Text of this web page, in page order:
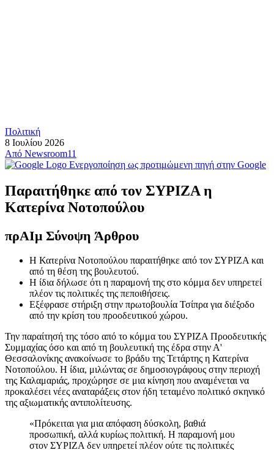
Πολιτική
8 Ιουλίου 2026
Από Newsroom11
Ενεργοποίηση ως προτιμώμενη πηγή στην Google
Παραιτήθηκε από τον ΣΥΡΙΖΑ η
Κατερίνα Νοτοπούλου
πρΑΙμ Σύνοψη Άρθρου
Η Κατερίνα Νοτοπούλου παραιτήθηκε από τον ΣΥΡΙΖΑ και
από τη θέση της βουλευτού.
Η ίδια δήλωσε ότι η παραμονή της στο κόμμα δεν υπηρετεί
πλέον τις πολιτικές της πεποιθήσεις.
Εξέφρασε στήριξη στην πρωτοβουλία Τσίπρα για διέξοδο
από την κρίση του προοδευτικού χώρου.
Την παραίτησή της τόσο από το κόμμα του ΣΥΡΙΖΑ Προοδευτικής
Συμμαχίας όσο και από τη βουλευτική της έδρα στην Α'
Θεσσαλονίκης ανακοίνωσε το βράδυ της Τετάρτης η Κατερίνα
Νοτοπούλου. Η ίδια, μιλώντας σε δημοσιογράφους στην περιοχή
της Καλαμαριάς, προχώρησε σε μια κίνηση που αναμένεται να
προκαλέσει νέες αναταράξεις στον ήδη τεταμένο πολιτικό σκηνικό
της αξιωματικής αντιπολίτευσης.
«Πρόκειται για μια απόφαση δύσκολη, βαθιά
προσωπική, αλλά κυρίως πολιτική. Η παραμονή μου
στον ΣΥΡΙΖΑ δεν υπηρετεί πλέον ούτε τις πολιτικές